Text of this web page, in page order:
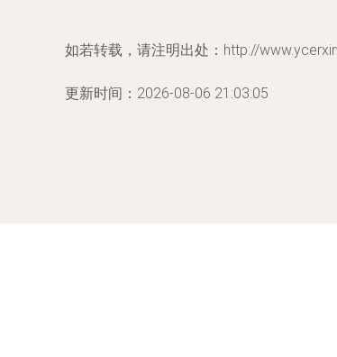
如若转载，请注明出处：http://
更新时间：2026-08-06 21:03:05